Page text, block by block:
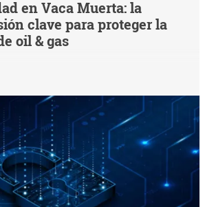
en Vaca Muerta: la
clave para proteger la
oil & gas